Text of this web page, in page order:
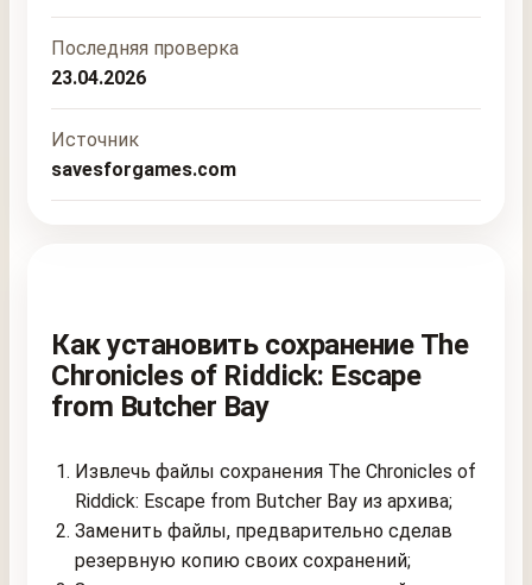
Последняя проверка
23.04.2026
Источник
savesforgames.com
Как установить сохранение The
Chronicles of Riddick: Escape
from Butcher Bay
Извлечь файлы сохранения The Chronicles of
Riddick: Escape from Butcher Bay из архива;
Заменить файлы, предварительно сделав
резервную копию своих сохранений;